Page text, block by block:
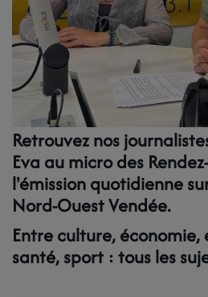
LES TITRES DIFFUSES
NOS PARTENAIRES
NOS MECENES
PAROLES DE MECENES
Retrouvez nos
Eva au micro des
l'émission quotidienne
Nord-Ouest Vendée.
Entre culture,
santé, sport : tous les